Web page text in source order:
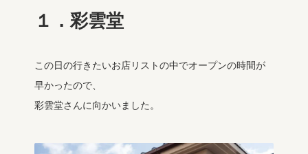
１．彩雲堂
この日の行きたいお店リストの中でオープンの時間が
早かったので、
彩雲堂さんに向かいました。